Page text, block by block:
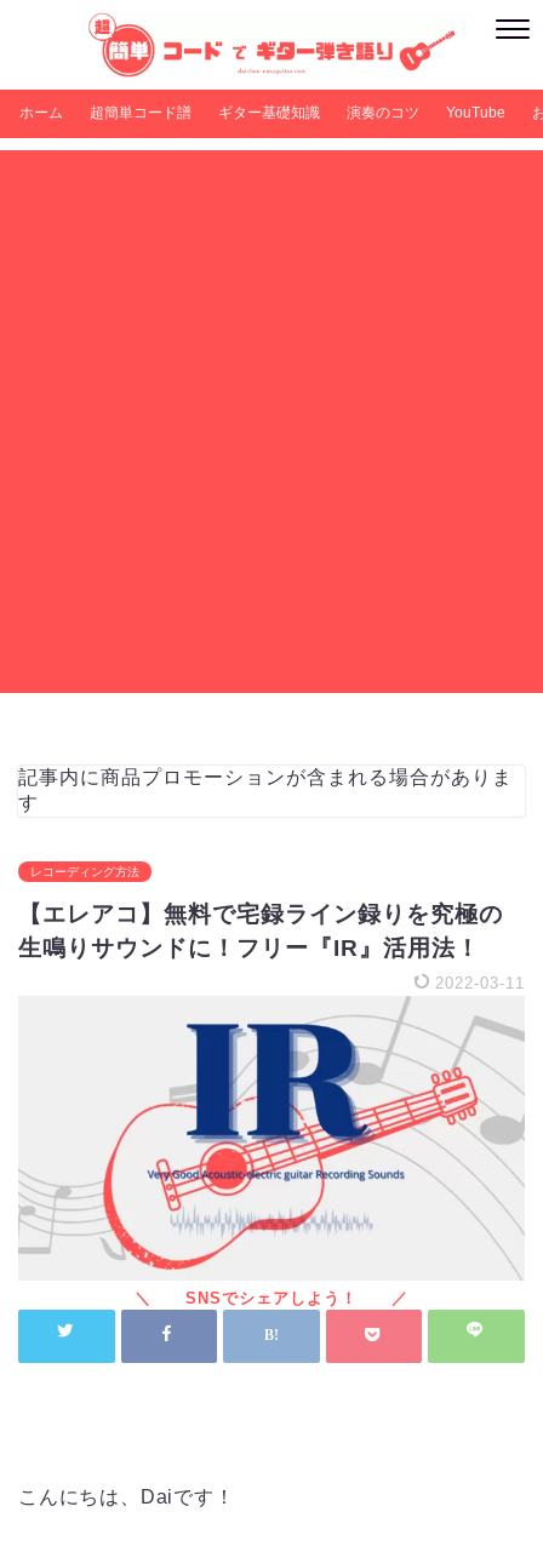
ホーム 超簡単コード譜 ギター基礎知識 演奏のコツ YouTube
記事内に商品プロモーションが含まれる場合がありま
す
レコーディング方法
【エレアコ】無料で宅録ライン録りを究極の
生鳴りサウンドに！フリー『IR』活用法！
2022-03-11
こんにちは、Daiです！